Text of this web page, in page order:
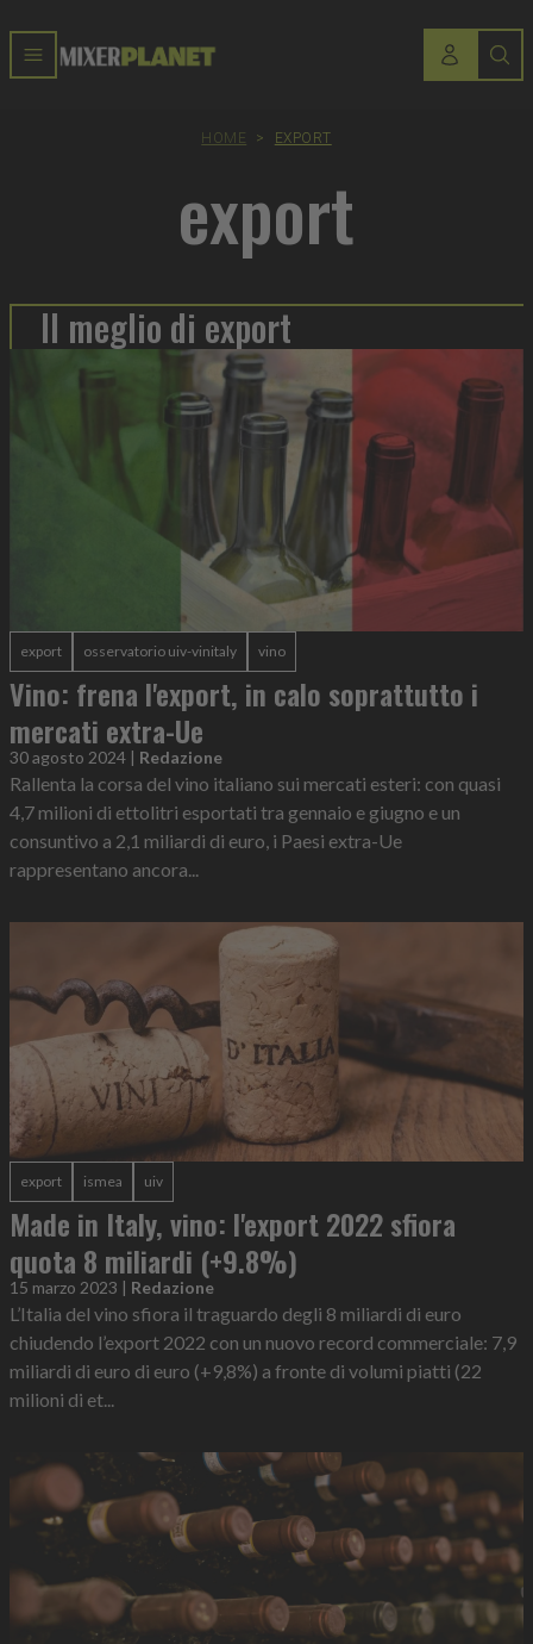
HOME > EXPORT
export
Il meglio di export
export osservatorio uiv-vinitaly vino
Vino: frena l'export, in calo soprattutto i
mercati extra-Ue
30 agosto 2024 | Redazione
Rallenta la corsa del vino italiano sui mercati esteri: con quasi
4,7 milioni di ettolitri esportati tra gennaio e giugno e un
consuntivo a 2,1 miliardi di euro, i Paesi extra-Ue
rappresentano ancora...
export ismea uiv
Made in Italy, vino: l'export 2022 sfiora
quota 8 miliardi (+9.8%)
15 marzo 2023 | Redazione
L’Italia del vino sfiora il traguardo degli 8 miliardi di euro
chiudendo l’export 2022 con un nuovo record commerciale: 7,9
miliardi di euro di euro (+9,8%) a fronte di volumi piatti (22
milioni di et...